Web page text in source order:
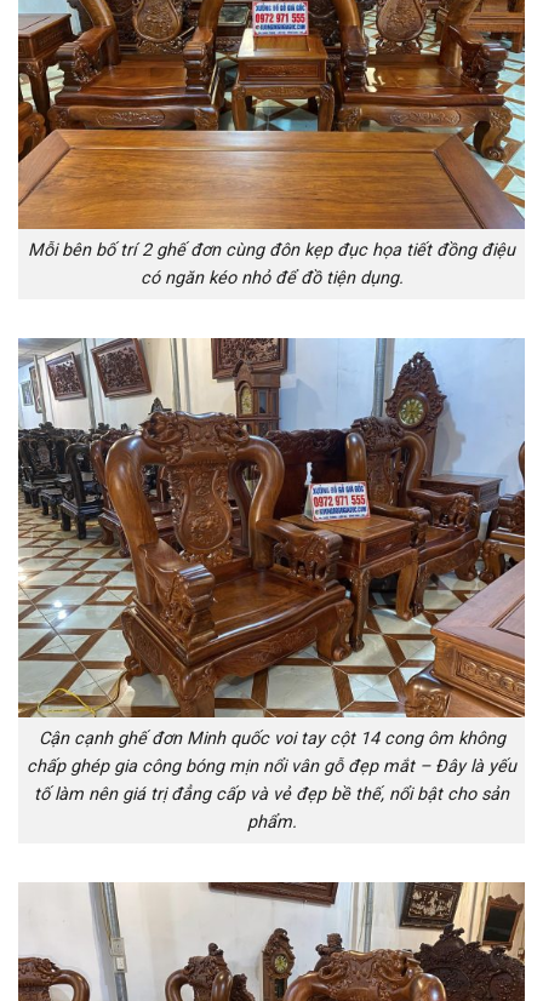
Mỗi bên bố trí 2 ghế đơn cùng đôn kẹp đục họa tiết đồng điệu
có ngăn kéo nhỏ để đồ tiện dụng.
Cận cạnh ghế đơn Minh quốc voi tay cột 14 cong ôm không
chấp ghép gia công bóng mịn nổi vân gỗ đẹp mắt – Đây là yếu
tố làm nên giá trị đẳng cấp và vẻ đẹp bề thế, nổi bật cho sản
phẩm.